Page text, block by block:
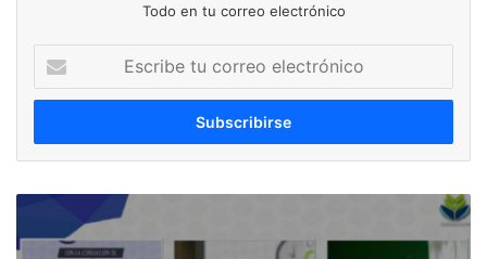
Todo en tu correo electrónico
correo
Crisis